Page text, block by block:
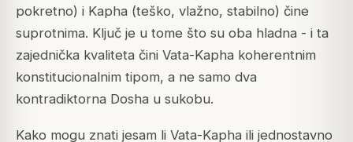
pokretno) i Kapha (teško, vlažno, stabilno) čine
suprotnima. Ključ je u tome što su oba hladna - i ta
zajednička kvaliteta čini Vata-Kapha koherentnim
konstitucionalnim tipom, a ne samo dva
kontradiktorna Dosha u sukobu.
Kako mogu znati jesam li Vata-Kapha ili jednostavno